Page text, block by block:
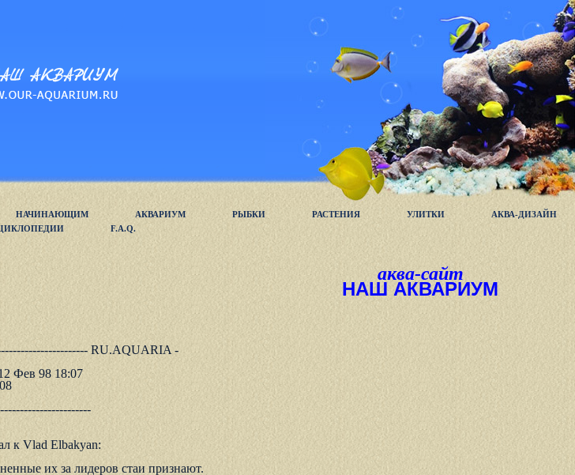
НАЧИНАЮЩИМ АКВАРИУМ РЫБКИ РАСТЕНИЯ УЛИТКИ
АКВА-ДИЗАЙН
F.A.Q.
аква-сайт
НАШ АКВАРИУМ
RU.AQUARIA -
Фев 98 18:07
к Vlad Elbakyan:
их за лидеpов стаи пpизнают.